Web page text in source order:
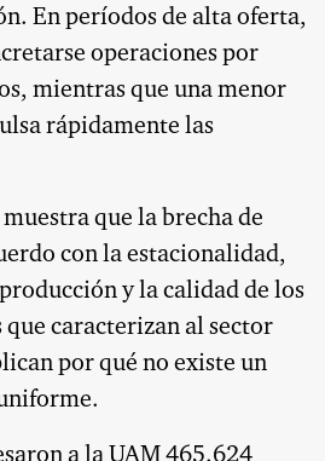
En períodos de alta oferta,
operaciones por
mientras que una menor
rápidamente las
que la brecha de
con la estacionalidad,
y la calidad de los
caracterizan al sector
por qué no existe un
a la UAM 465.624